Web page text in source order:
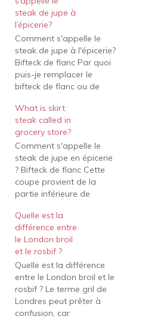
steak de jupe à
l’épicerie?
Comment s'appelle le
steak de jupe à l'épicerie?
Bifteck de flanc Par quoi
puis-je remplacer le
bifteck de flanc ou de
remplacer la surlonge
par un steak de jupe? Le
steak de contre-filet
provient de la longe
courte et a une saveur
intense de boeuf, ce…
What is skirt
steak called in
grocery store?
Comment s'appelle le
steak de jupe en épicerie
? Bifteck de flanc Cette
coupe provient de la
partie inférieure de
et, comme le bifteck de
jupe, elle est fibreuse et
maigre. Par quoi puis-je
remplacer le bifteck de
flanc ou de bavette ?
onglet Quoi de mieux…
Quelle est la
différence entre
le London broil
et le rosbif ?
Quelle est la différence
entre le London broil et le
rosbif ? Le terme gril de
Londres peut prêter à
confusion, car